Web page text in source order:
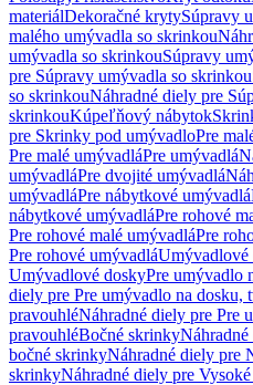
materiálDekoračné krytySúpravy
malého umývadla so skrinkou
umývadla so skrinkouSúpravy
pre Súpravy umývadla so skrinkou
so skrinkouNáhradné diely pre
skrinkouKúpeľňový nábytok
pre Skrinky pod umývadloPre
Pre malé umývadláPre umývadlá
umývadláPre dvojité umývadlá
umývadláPre nábytkové umývadlá
nábytkové umývadláPre rohové
Pre rohové malé umývadláPre
Pre rohové umývadláUmývadlové
Umývadlové doskyPre umývadlo
diely pre Pre umývadlo na dosku,
pravouhléNáhradné diely pre Pre
pravouhléBočné skrinky
bočné skrinkyNáhradné diely pre
skrinkyNáhradné diely pre